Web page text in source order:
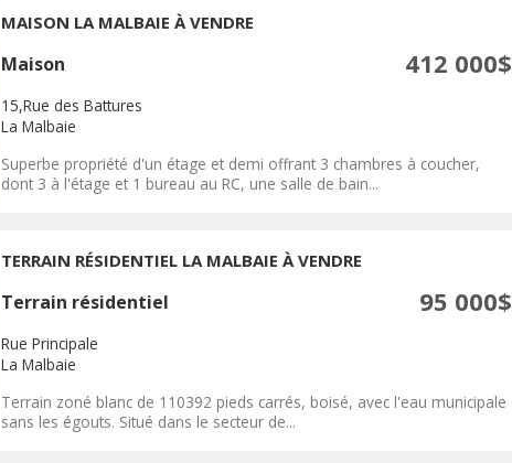
MAISON LA MALBAIE À VENDRE
Maison 412 000$
15,Rue des Battures
La Malbaie
Superbe propriété d'un étage et demi offrant 3 chambres à coucher,
dont 3 à l'étage et 1 bureau au RC, une salle de bain...
TERRAIN RÉSIDENTIEL LA MALBAIE À VENDRE
Terrain résidentiel 95 000$
Rue Principale
La Malbaie
Terrain zoné blanc de 110392 pieds carrés, boisé, avec l'eau municipale
sans les égouts. Situé dans le secteur de...